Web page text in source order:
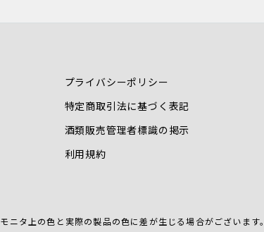
プライバシーポリシー
特定商取引法に基づく表記
酒類販売管理者標識の掲示
利用規約
モニタ上の色と実際の製品の色に差が生じる場合がございます。